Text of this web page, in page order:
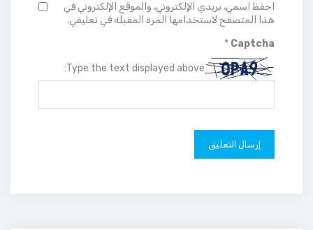
احفظ اسمي، بريدي الإلكتروني، والموقع الإلكتروني في
هذا المتصفح لاستخدامها المرة المقبلة في تعليقي.
Captcha
*
Type the text displayed above: